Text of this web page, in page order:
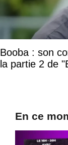
Booba : son
la partie 2 de
En ce